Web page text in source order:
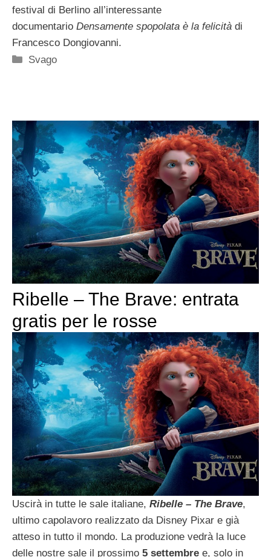
festival di Berlino all’interessante
documentario Densamente spopolata è la felicità di
Francesco Dongiovanni.
Categorie
Svago
Ribelle – The Brave: entrata
gratis per le rosse
Uscirà in tutte le sale italiane, Ribelle – The Brave,
ultimo capolavoro realizzato da Disney Pixar e già
atteso in tutto il mondo. La produzione vedrà la luce
delle nostre sale il prossimo 5 settembre e, solo in